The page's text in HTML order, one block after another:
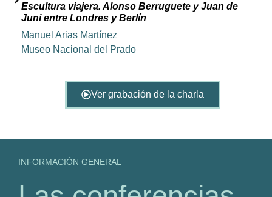
Escultura viajera. Alonso Berruguete y Juan de
Juni entre Londres y Berlín
Manuel Arias Martínez
Museo Nacional del Prado
Ver grabación de la charla
INFORMACIÓN GENERAL